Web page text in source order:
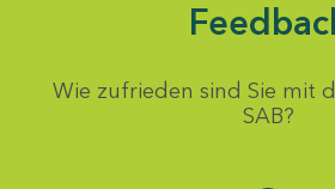
Wie zufrieden sind Sie mit
SAB?